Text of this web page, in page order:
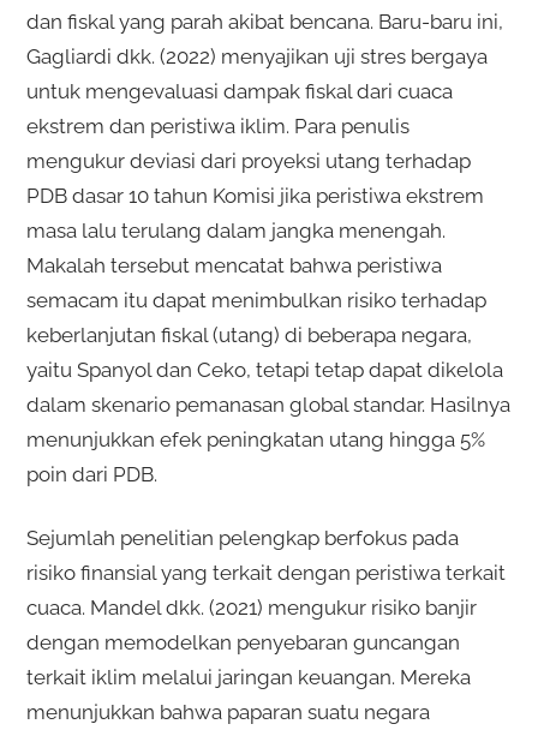
dan fiskal yang parah akibat bencana. Baru-baru ini,
Gagliardi dkk. (2022) menyajikan uji stres bergaya
untuk mengevaluasi dampak fiskal dari cuaca
ekstrem dan peristiwa iklim. Para penulis
mengukur deviasi dari proyeksi utang terhadap
PDB dasar 10 tahun Komisi jika peristiwa ekstrem
masa lalu terulang dalam jangka menengah.
Makalah tersebut mencatat bahwa peristiwa
semacam itu dapat menimbulkan risiko terhadap
keberlanjutan fiskal (utang) di beberapa negara,
yaitu Spanyol dan Ceko, tetapi tetap dapat dikelola
dalam skenario pemanasan global standar. Hasilnya
menunjukkan efek peningkatan utang hingga 5%
poin dari PDB.
Sejumlah penelitian pelengkap berfokus pada
risiko finansial yang terkait dengan peristiwa terkait
cuaca. Mandel dkk. (2021) mengukur risiko banjir
dengan memodelkan penyebaran guncangan
terkait iklim melalui jaringan keuangan. Mereka
menunjukkan bahwa paparan suatu negara